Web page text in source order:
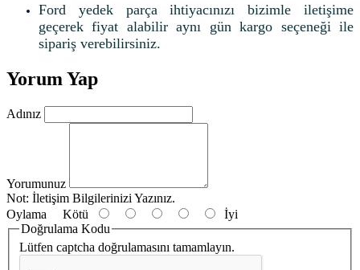
Ford yedek parça ihtiyacınızı bizimle iletişime
geçerek fiyat alabilir aynı gün kargo seçeneği ile
sipariş verebilirsiniz.
Yorum Yap
Adınız
Yorumunuz
Not: İletişim Bilgilerinizi Yazınız.
Oylama Kötü
İyi
Doğrulama Kodu
Lütfen captcha doğrulamasını tamamlayın.